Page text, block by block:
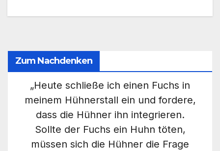
Zum Nachdenken
„Heute schließe ich einen Fuchs in
meinem Hühnerstall ein und fordere,
dass die Hühner ihn integrieren.
Sollte der Fuchs ein Huhn töten,
müssen sich die Hühner die Frage